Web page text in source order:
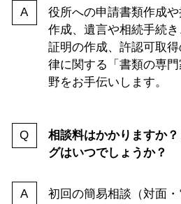
役所への申請書類作成
作成、遺言や相続手続
証明の作成、許認可取
律に関する「書類の専
野をお手伝いします。
相談料はかかりますか
グはいつでしょうか？
初回の簡易相談（対面